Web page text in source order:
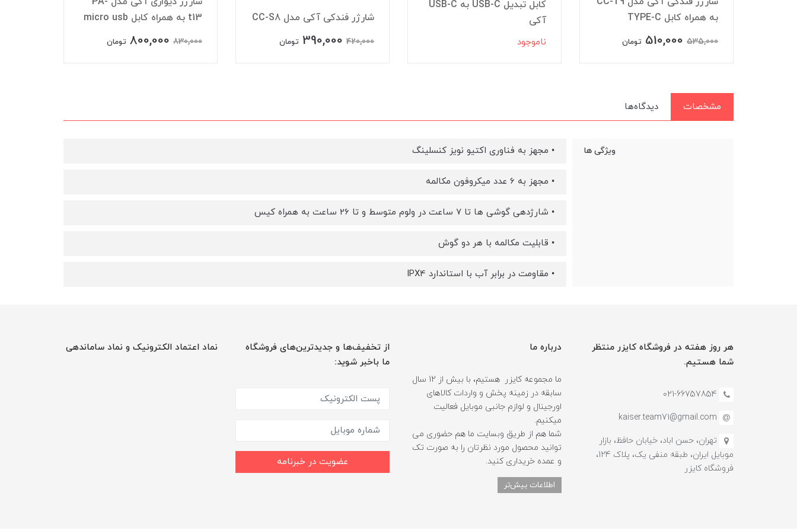
به همراه کابل TYPE-C
535,000
510,000 تومان
کابل تبدیل USB-C به USB-C
آکی
ناموجود
شارژر فندکی آکی مدل CC-S8
420,000
390,000 تومان
t13 به همراه کابل micro usb
830,000
800,000 تومان
مشخصات دیدگاه‌ها
ویژگی ها • مجهز به فناوری اکتیو نویز کنسلینگ
• مجهز به 6 عدد میکروفون مکالمه
• شارژدهی گوشی ها تا 7 ساعت در ولوم متوسط و تا 26 ساعت به همراه کیس
• قابلیت مکالمه با هر دو گوش
• مقاومت در برابر آب با استاندارد IPX4
هر روز هفته در فروشگاه کایزر منتظر
شما هستیم.
021-66757854
kaiser.team71@gmail.com
تهران، حسن اباد، خیابان حافظ، بازار
موبایل ایران، طبقه منفی یک، پلاک 124،
فروشگاه کایزر
درباره ما
ما مجموعه کایزر هستیم، با بیش از 12 سال
سابقه در زمینه پخش و واردات کالاهای
اورجینال و لوازم جانبی موبایل فعالیت
میکنیم.
شما هم از طریق وبسایت ما هم حضوری می
توانید محصول مورد نظرتان را به صورت تک
و عمده خریداری کنید.
اطلاعات بیش‌تر
از تخفیف‌ها و جدیدترین‌های فروشگاه
ما باخبر شوید:
عضویت در خبرنامه
نماد اعتماد الکترونیک و نماد ساماندهی